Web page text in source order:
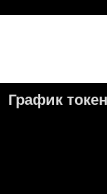
График